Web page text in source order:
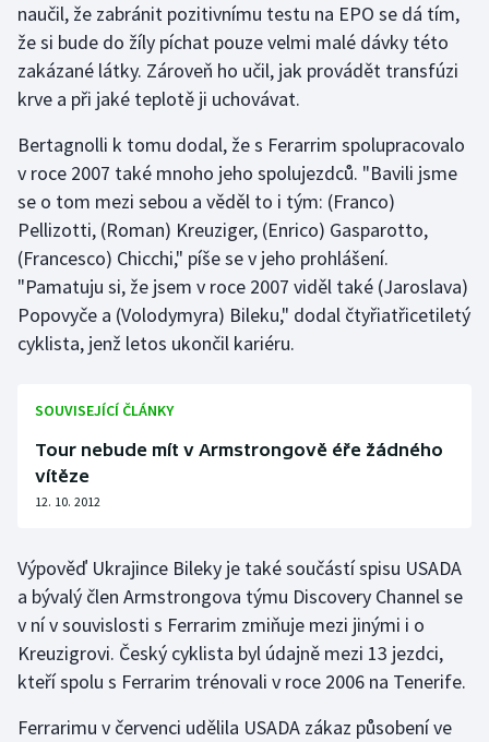
Lezení
Lyže a snowboard
Moderní pětiboj
Motorsport
Olympijské hry
Parasport
Plavání
Plážový volejbal
Ragby
Rychlobruslení
Rychlostní kanoistika
Short track
Sportovní střelba
Stolní tenis
naučil, že zabránit pozitivnímu testu na EPO se dá tím,
že si bude do žíly píchat pouze velmi malé dávky této
zakázané látky. Zároveň ho učil, jak provádět transfúzi
krve a při jaké teplotě ji uchovávat.
Bertagnolli k tomu dodal, že s Ferarrim spolupracovalo
v roce 2007 také mnoho jeho spolujezdců. "Bavili jsme
se o tom mezi sebou a věděl to i tým: (Franco)
Pellizotti, (Roman) Kreuziger, (Enrico) Gasparotto,
(Francesco) Chicchi," píše se v jeho prohlášení.
"Pamatuju si, že jsem v roce 2007 viděl také (Jaroslava)
Popovyče a (Volodymyra) Bileku," dodal čtyřiatřicetiletý
cyklista, jenž letos ukončil kariéru.
SOUVISEJÍCÍ ČLÁNKY
Tour nebude mít v Armstrongově éře žádného
vítěze
12. 10. 2012
Výpověď Ukrajince Bileky je také součástí spisu USADA
a bývalý člen Armstrongova týmu Discovery Channel se
v ní v souvislosti s Ferrarim zmiňuje mezi jinými i o
Kreuzigrovi. Český cyklista byl údajně mezi 13 jezdci,
kteří spolu s Ferrarim trénovali v roce 2006 na Tenerife.
Ferrarimu v červenci udělila USADA zákaz působení ve